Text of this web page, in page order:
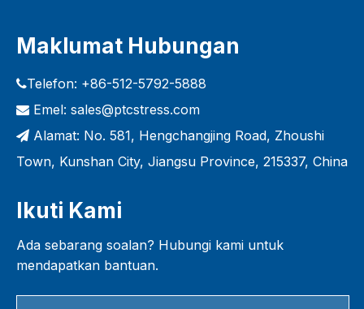
Maklumat Hubungan
Telefon: +86-512-5792-5888
 Emel: sales@ptcstress.com
 Alamat: No. 581, Hengchangjing Road, Zhoushi
Town, Kunshan City, Jiangsu Province, 215337, China
Ikuti Kami
Ada sebarang soalan? Hubungi kami untuk
mendapatkan bantuan.